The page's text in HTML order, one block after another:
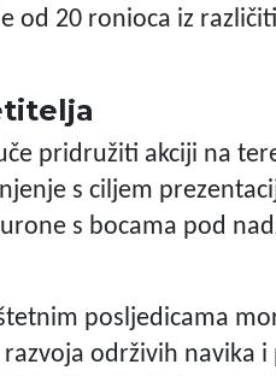
od 20 ronioca iz
pridružiti akciji na
s ciljem
s bocama pod
posljedicama
održivih navika